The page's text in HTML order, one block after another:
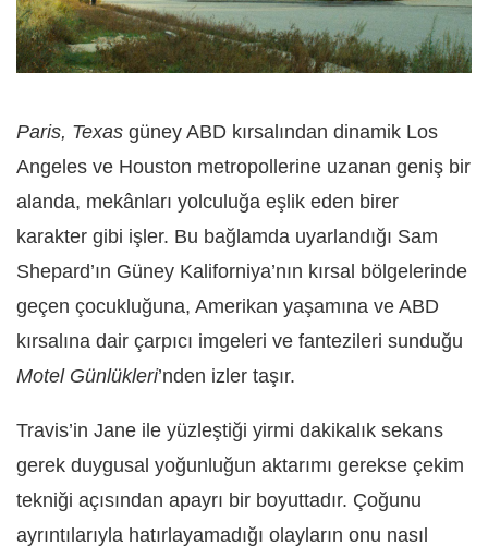
Paris, Texas güney ABD kırsalından dinamik Los
Angeles ve Houston metropollerine uzanan geniş bir
alanda, mekânları yolculuğa eşlik eden birer
karakter gibi işler. Bu bağlamda uyarlandığı Sam
Shepard’ın Güney Kaliforniya’nın kırsal bölgelerinde
geçen çocukluğuna, Amerikan yaşamına ve ABD
kırsalına dair çarpıcı imgeleri ve fantezileri sunduğu
Motel Günlükleri’nden izler taşır.
Travis’in Jane ile yüzleştiği yirmi dakikalık sekans
gerek duygusal yoğunluğun aktarımı gerekse çekim
tekniği açısından apayrı bir boyuttadır. Çoğunu
ayrıntılarıyla hatırlayamadığı olayların onu nasıl